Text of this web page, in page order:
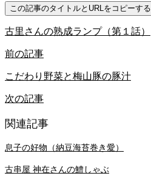
この記事のタイトルとURLをコピーする
古里さんの熟成ランプ（第１話）
前の記事
こだわり野菜と梅山豚の豚汁
次の記事
関連記事
息子の好物（納豆海苔巻き愛）
古串屋 神在さんの鱧しゃぶ